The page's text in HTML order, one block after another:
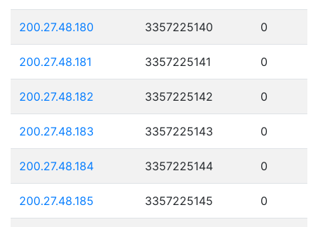
200.27.48.180 3357225140 0
200.27.48.181 3357225141 0
200.27.48.182 3357225142 0
200.27.48.183 3357225143 0
200.27.48.184 3357225144 0
200.27.48.185 3357225145 0